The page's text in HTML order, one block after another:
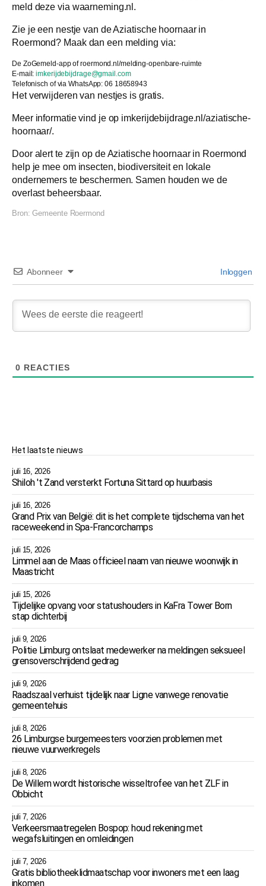
meld deze via waarneming.nl.
Zie je een nestje van de Aziatische hoornaar in
Roermond? Maak dan een melding via:
De ZoGemeld-app of roermond.nl/melding-openbare-ruimte
E-mail:imkerijdebijdrage@gmail.com
Telefonisch of via WhatsApp: 06 18658943
Het verwijderen van nestjes is gratis.
Meer informatie vind je op imkerijdebijdrage.nl/aziatische-
hoornaar/.
Door alert te zijn op de Aziatische hoornaar in Roermond
help je mee om insecten, biodiversiteit en lokale
ondernemers te beschermen. Samen houden we de
overlast beheersbaar.
Bron:Gemeente Roermond
Abonneer Inloggen
0 REACTIES
Het laatste nieuws
juli 16, 2026
Shiloh 't Zand versterkt Fortuna Sittard op huurbasis
juli 16, 2026
Grand Prix van België: dit is het complete tijdschema van het
raceweekend in Spa-Francorchamps
juli 15, 2026
Limmel aan de Maas officieel naam van nieuwe woonwijk in
Maastricht
juli 15, 2026
Tijdelijke opvang voor statushouders in KaFra Tower Born
stap dichterbij
juli 9, 2026
Politie Limburg ontslaat medewerker na meldingen seksueel
grensoverschrijdend gedrag
juli 9, 2026
Raadszaal verhuist tijdelijk naar Ligne vanwege renovatie
gemeentehuis
juli 8, 2026
26 Limburgse burgemeesters voorzien problemen met
nieuwe vuurwerkregels
juli 8, 2026
De Willem wordt historische wisseltrofee van het ZLF in
Obbicht
juli 7, 2026
Verkeersmaatregelen Bospop: houd rekening met
wegafsluitingen en omleidingen
juli 7, 2026
Gratis bibliotheeklidmaatschap voor inwoners met een laag
inkomen